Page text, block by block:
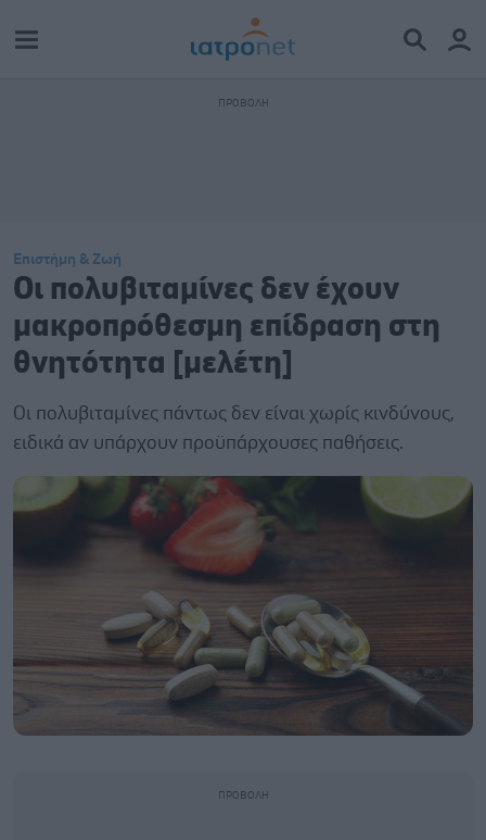
Επιστήμη & Ζωή
Οι πολυβιταμίνες δεν έχουν
μακροπρόθεσμη επίδραση στη
θνητότητα [μελέτη]
Οι πολυβιταμίνες πάντως δεν είναι χωρίς κινδύνους,
ειδικά αν υπάρχουν προϋπάρχουσες παθήσεις.